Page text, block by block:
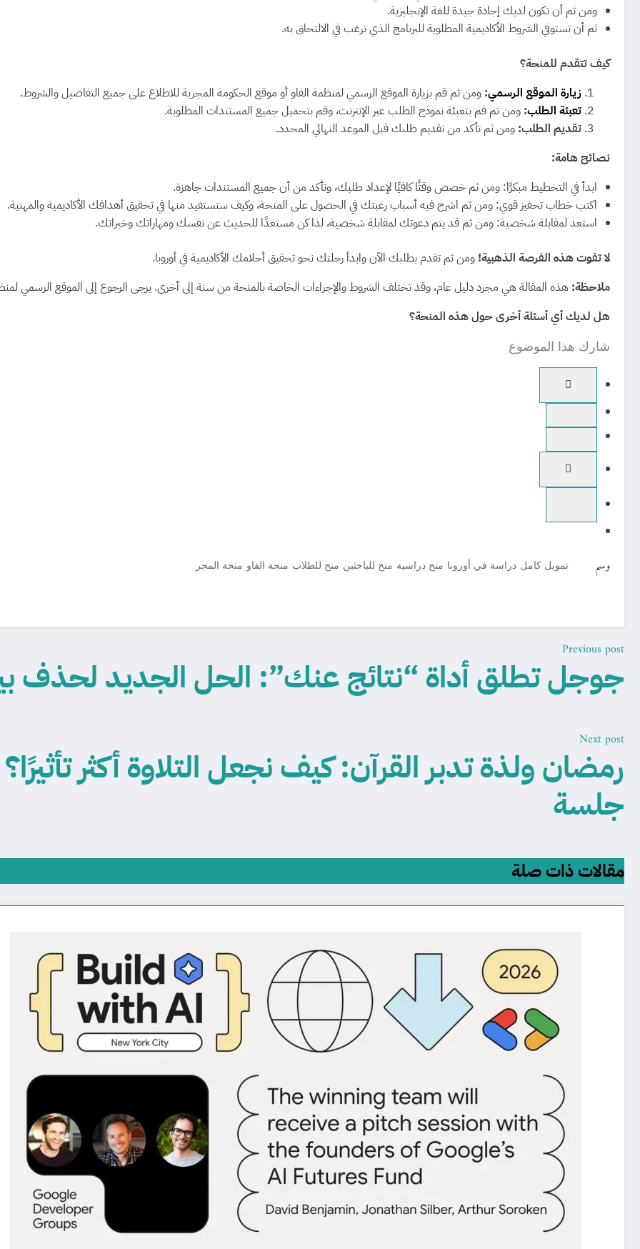
ومن ثم أن تكون لديك إجادة جيدة للغة الإنجليزية.
ثم أن تستوفي الشروط الأكاديمية المطلوبة للبرنامج الذي ترغب في الالتحاق به.
كيف تتقدم للمنحة؟
زيارة الموقع الرسمي: ومن ثم قم بزيارة الموقع الرسمي لمنظمة الفاو أو موقع الحكومة المجرية للاطلاع على جميع التفاصيل والشروط.
تعبئة الطلب: ومن ثم قم بتعبئة نموذج الطلب عبر الإنترنت، وقم بتحميل جميع المستندات المطلوبة.
تقديم الطلب: ومن ثم تأكد من تقديم طلبك قبل الموعد النهائي المحدد.
نصائح هامة:
ابدأ في التخطيط مبكرًا: ومن ثم خصص وقتًا كافيًا لإعداد طلبك، وتأكد من أن جميع المستندات جاهزة.
اكتب خطاب تحفيز قوي: ومن ثم اشرح فيه أسباب رغبتك في الحصول على المنحة، وكيف ستستفيد منها في تحقيق أهدافك الأكاديمية والمهنية.
استعد لمقابلة شخصية: ومن ثم قد يتم دعوتك لمقابلة شخصية، لذا كن مستعدًا للحديث عن نفسك ومهاراتك وخبراتك.
لا تفوت هذه الفرصة الذهبية! ومن ثم تقدم بطلبك الآن وابدأ رحلتك نحو تحقيق أحلامك الأكاديمية في أوروبا.
ملاحظة: هذه المقالة هي مجرد دليل عام، وقد تختلف الشروط والإجراءات الخاصة بالمنحة من سنة إلى أخرى. يرجى الرجوع إلى الموقع الرسمي
هل لديك أي أسئلة أخرى حول هذه المنحة؟
شارك هذا الموضوع
وسم تمويل كامل دراسة في أوروبا منح دراسية منح للباحثين منح للطلاب منحة الفاو منحة المجر
Previous post
جوجل تطلق أداة “نتائج عنك”: الحل الجديد لحذف
Next post
رمضان ولذة تدبر القرآن: كيف نجعل التلاوة أكثر
جلسة
مقالات ذات صلة